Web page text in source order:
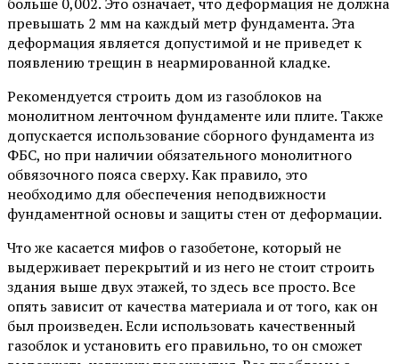
превышать 2 мм на каждый метр фундамента. Эта
деформация является допустимой и не приведет к
появлению трещин в неармированной кладке.
Рекомендуется строить дом из газоблоков на
монолитном ленточном фундаменте или плите. Также
допускается использование сборного фундамента из
ФБС, но при наличии обязательного монолитного
обвязочного пояса сверху. Как правило, это
необходимо для обеспечения неподвижности
фундаментной основы и защиты стен от деформации.
Что же касается мифов о газобетоне, который не
выдерживает перекрытий и из него не стоит строить
здания выше двух этажей, то здесь все просто. Все
опять зависит от качества материала и от того, как он
был произведен. Если использовать качественный
газоблок и установить его правильно, то он сможет